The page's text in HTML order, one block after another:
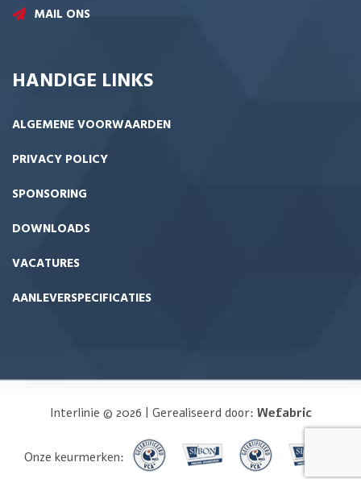
MAIL ONS
HANDIGE LINKS
ALGEMENE VOORWAARDEN
PRIVACY POLICY
SPONSORING
DOWNLOADS
VACATURES
AANLEVERSPECIFICATIES
Interlinie © 2026 | Gerealiseerd door: Wefabric
Onze keurmerken: